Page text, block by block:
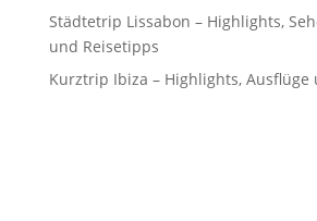
Städtetrip Lissabon – Highlights,
und Reisetipps
Kurztrip Ibiza – Highlights, Ausflüge